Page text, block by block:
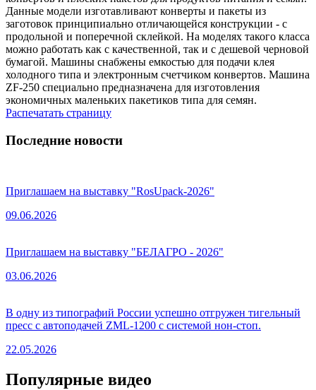
Данные модели изготавливают конверты и пакеты из
заготовок принципиально отличающейся конструкции - с
продольной и поперечной склейкой. На моделях такого класса
можно работать как с качественной, так и с дешевой черновой
бумагой. Машины снабжены емкостью для подачи клея
холодного типа и электронным счетчиком конвертов. Машина
ZF-250 специально предназначена для изготовления
экономичных маленьких пакетиков типа для семян.
Распечатать страницу
Последние новости
Приглашаем на выставку "RosUpack-2026"
09.06.2026
Приглашаем на выставку "БЕЛАГРО - 2026"
03.06.2026
В одну из типографий России успешно отгружен тигельный
пресс с автоподачей ZML-1200 с системой нон-стоп.
22.05.2026
Популярные видео